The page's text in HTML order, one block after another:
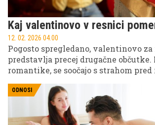
Kaj valentinovo v resnici
12. 02. 2026 04.00
Pogosto spregledano, valentinovo za
predstavlja precej drugačne občutke.
romantike, se soočajo s strahom pred
in željo po tem, da bi bil njihov trud
ocenjen.
ODNOSI